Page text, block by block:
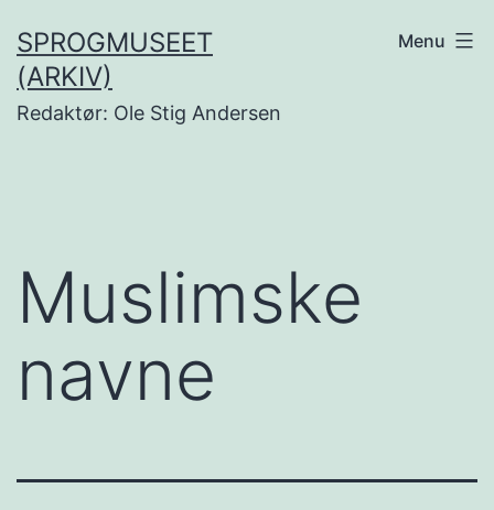
til
indhold
SPROGMUSEET
(ARKIV)
Redaktør: Ole Stig Andersen
Menu
Muslimske
navne